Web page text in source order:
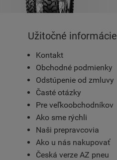
Užitočné informácie
Kontakt
Obchodné podmienky
Odstúpenie od zmluvy
Časté otázky
Pre veľkoobchodníkov
Ako sme rýchli
Naši prepravcovia
Ako u nás nakupovať
Česká verze AZ pneu